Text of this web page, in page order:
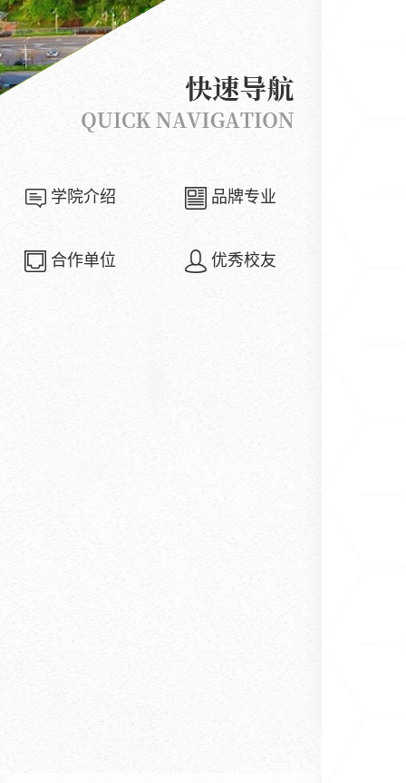
学院介绍 品牌专业
合作单位 优秀校友